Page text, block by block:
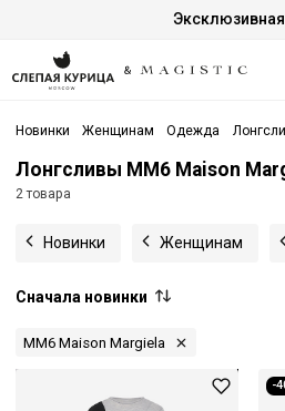
Новинки Женщинам Одежда
Лонгсливы MM6 Maison
2 товара
Новинки Женщинам
Сначала новинки
MM6 Maison Margiela
-